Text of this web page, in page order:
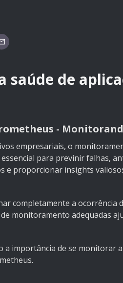
saúde de
-
empresariais, o
essencial para previnir falhas,
e proporcionar insights
completamente a ocorrência
monitoramento adequadas
importância de se monitorar